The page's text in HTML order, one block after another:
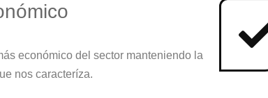
económico del sector manteniendo la
nos caracteríza.